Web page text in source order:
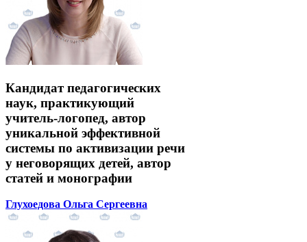
Кандидат педагогических
наук, практикующий
учитель-логопед, автор
уникальной эффективной
системы по активизации речи
у неговорящих детей, автор
статей и монографии
Глухоедова Ольга Сергеевна